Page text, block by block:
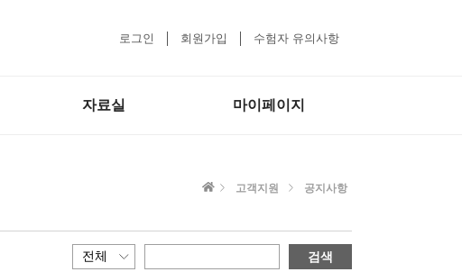
로그인 회원가입 수험자 유의사항
자료실 마이페이지
고객지원 공지사항
검색